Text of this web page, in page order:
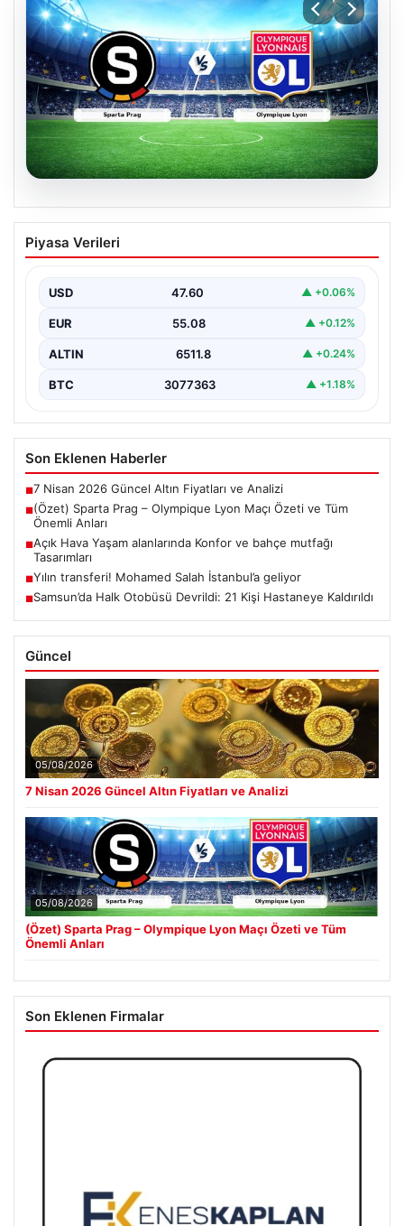
(Özet) Sparta Prag – Olympique Lyon
Maçı Özeti ve Tüm Önemli Anları
Piyasa Verileri
USD 47.60 ▲ +0.06%
EUR 55.08 ▲ +0.12%
ALTIN 6511.8 ▲ +0.24%
BTC 3077363 ▲ +1.18%
Son Eklenen Haberler
■7 Nisan 2026 Güncel Altın Fiyatları ve Analizi
■(Özet) Sparta Prag – Olympique Lyon Maçı Özeti ve Tüm
Önemli Anları
■Açık Hava Yaşam alanlarında Konfor ve bahçe mutfağı
Tasarımları
■Yılın transferi! Mohamed Salah İstanbul’a geliyor
■Samsun’da Halk Otobüsü Devrildi: 21 Kişi Hastaneye Kaldırıldı
Güncel
05/08/2026
7 Nisan 2026 Güncel Altın Fiyatları ve Analizi
05/08/2026
(Özet) Sparta Prag – Olympique Lyon Maçı Özeti ve Tüm
Önemli Anları
Son Eklenen Firmalar